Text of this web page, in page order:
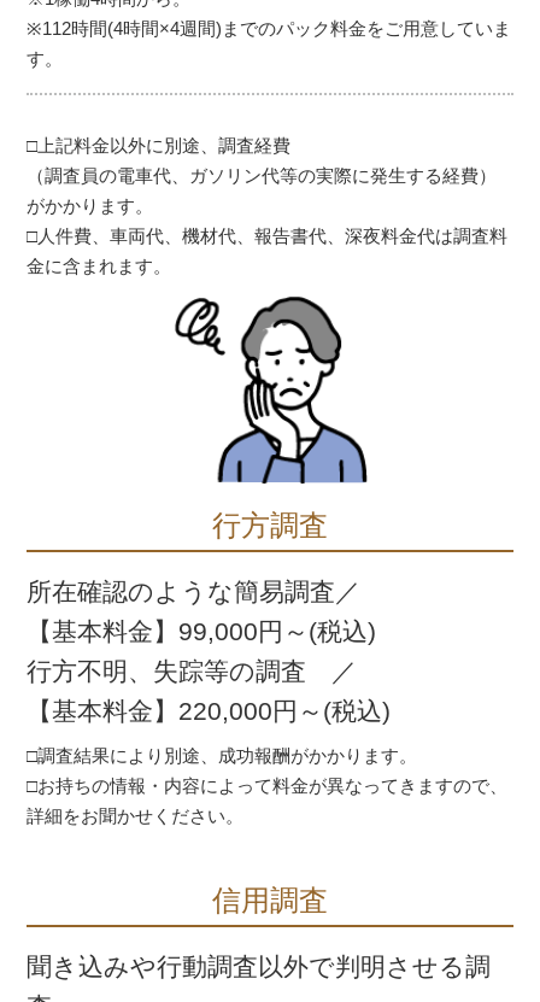
※112時間(4時間×4週間)までのパック料金をご用意していま
す。
□上記料金以外に別途、調査経費
（調査員の電車代、ガソリン代等の実際に発生する経費）
がかかります。
□人件費、車両代、機材代、報告書代、深夜料金代は調査料
金に含まれます。
行方調査
所在確認のような簡易調査／
【基本料金】99,000円～(税込)
行方不明、失踪等の調査 ／
【基本料金】220,000円～(税込)
□調査結果により別途、成功報酬がかかります。
□お持ちの情報・内容によって料金が異なってきますので、
詳細をお聞かせください。
信用調査
聞き込みや行動調査以外で判明させる調